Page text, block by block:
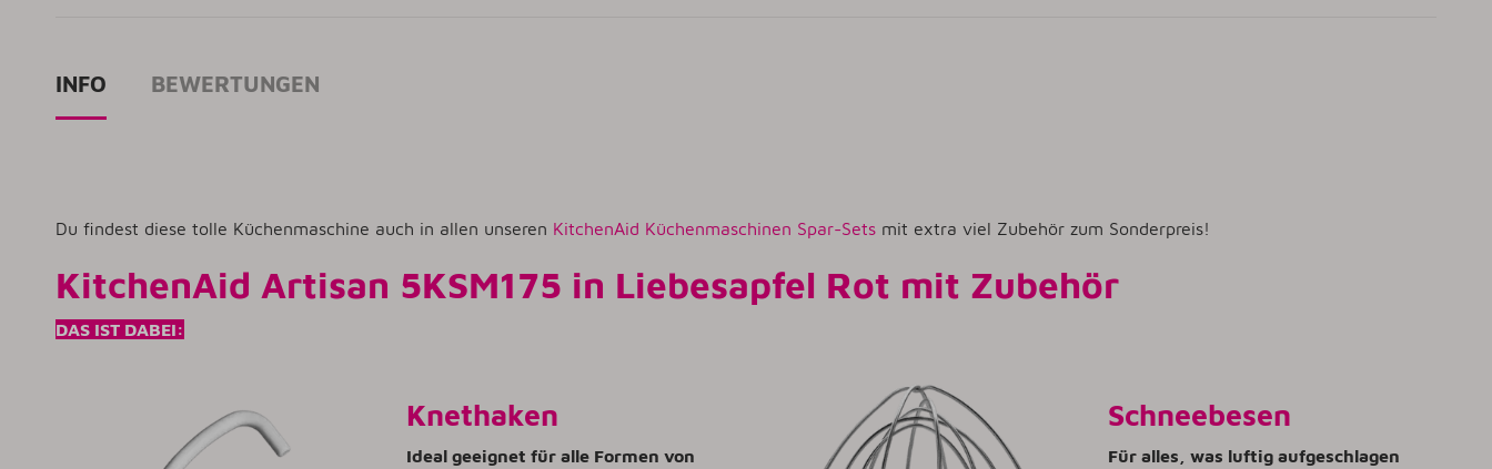
INFO BEWERTUNGEN
Du findest diese tolle Küchenmaschine auch in allen unseren KitchenAid Küchenmaschinen Spar-Sets mit extra viel Zubehör zum Sonderpreis!
KitchenAid Artisan 5KSM175 in Liebesapfel Rot mit Zubehör
DAS IST DABEI:
Knethaken
Ideal geeignet für alle Formen von
Schneebesen
Für alles, was luftig aufgeschlagen